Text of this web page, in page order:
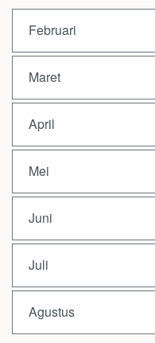
Februari
Maret
April
Mei
Juni
Juli
Agustus